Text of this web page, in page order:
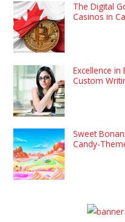
The Digital
Casinos in
Excellence
Custom
Sweet
Candy-